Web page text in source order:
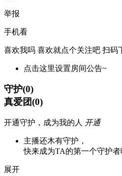
举报
手机看
喜欢我吗 喜欢就点个关注吧 扫码
点击这里设置房间公告~
守护(0)
真爱团(0)
开通守护，成为我的人 开通
主播还木有守护，
快来成为TA的第一个守护者
展开